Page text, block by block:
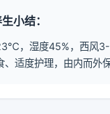
小结：
，湿度45%，西风
适度护理，由内而外